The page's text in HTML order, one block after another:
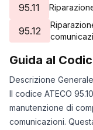
95.11
95.12
Guida al
Descrizione Generale
Il codice ATECO
manutenzione di
comunicazioni.